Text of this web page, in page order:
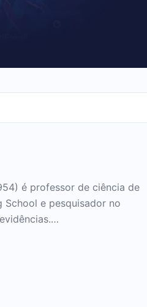
é professor de ciência de
School e pesquisador no